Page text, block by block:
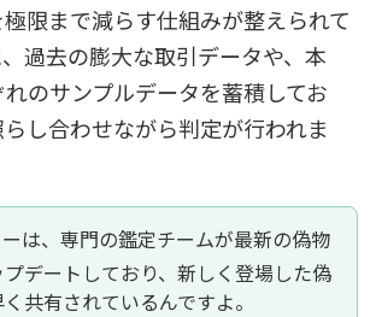
限まで減らす仕組みが整えられて
過去の膨大な取引データや、本
のサンプルデータを蓄積してお
し合わせながら判定が行われま
は、専門の鑑定チームが最新の偽物
デートしており、新しく登場した偽
共有されているんですよ。